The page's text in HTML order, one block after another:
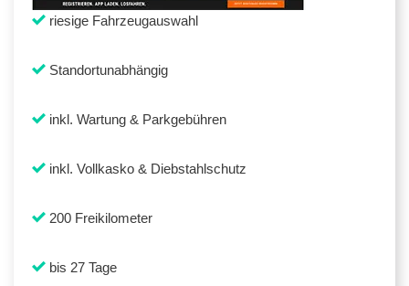
riesige Fahrzeugauswahl
Standortunabhängig
inkl. Wartung & Parkgebühren
inkl. Vollkasko & Diebstahlschutz
200 Freikilometer
bis 27 Tage